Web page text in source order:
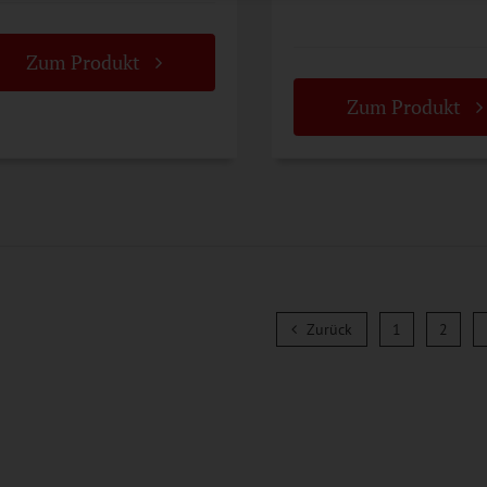
Zum Produkt
Zum Produkt
ZurückZurück1 2